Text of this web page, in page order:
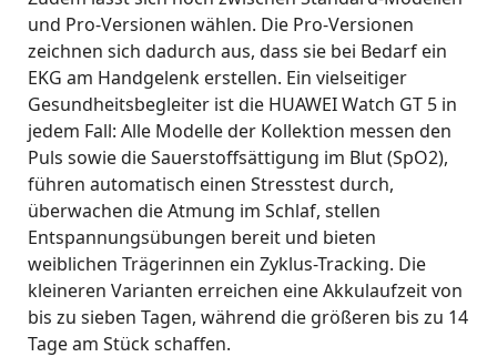
und Pro-Versionen wählen. Die Pro-Versionen
zeichnen sich dadurch aus, dass sie bei Bedarf ein
EKG am Handgelenk erstellen. Ein vielseitiger
Gesundheitsbegleiter ist die HUAWEI Watch GT 5 in
jedem Fall: Alle Modelle der Kollektion messen den
Puls sowie die Sauerstoffsättigung im Blut (SpO2),
führen automatisch einen Stresstest durch,
überwachen die Atmung im Schlaf, stellen
Entspannungsübungen bereit und bieten
weiblichen Trägerinnen ein Zyklus-Tracking. Die
kleineren Varianten erreichen eine Akkulaufzeit von
bis zu sieben Tagen, während die größeren bis zu 14
Tage am Stück schaffen.